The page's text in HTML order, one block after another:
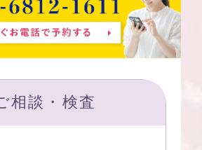
相談・検査